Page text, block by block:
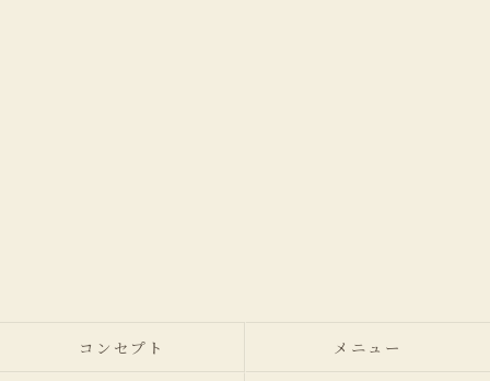
コンセプト メニュー